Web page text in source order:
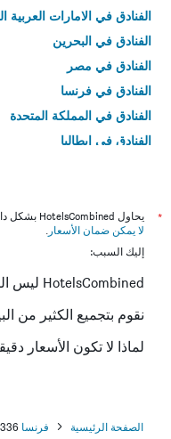
الفنادق في الامارات العربية
الفنادق في البحرين
الفنادق في مصر
الفنادق في فرنسا
الفنادق في المملكة المتحدة
الفنادق في إيطاليا
*
يحاول HotelsCombined بشكل دائم الحصول على الأسعار الدقيقة، ولكن
لا يمكن ضمان الأسعار .
إليك السبب:
HotelsCombined ليس البائع
نقوم بتجميع الكثير من
لماذا لا تكون الأسعار دقيقة
الصفحة الرئيسية فرنسا